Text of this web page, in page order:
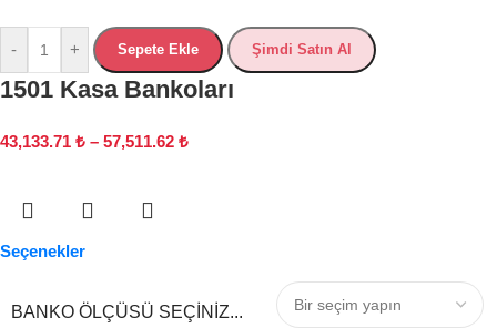
- + Sepete Ekle Şimdi Satın Al
1501 Kasa Bankoları
43,133.71 ₺ – 57,511.62 ₺
Seçenekler
BANKO ÖLÇÜSÜ SEÇINIZ...